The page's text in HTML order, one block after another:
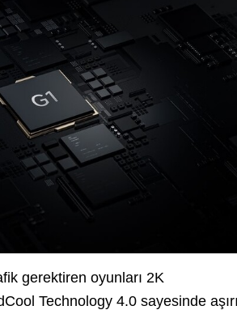
gerektiren oyunları 2K
Technology 4.0 sayesinde aşırı